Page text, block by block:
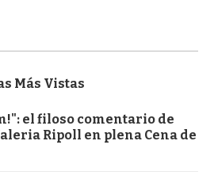
Más Vistas
el filoso comentario de
Ripoll en plena Cena de